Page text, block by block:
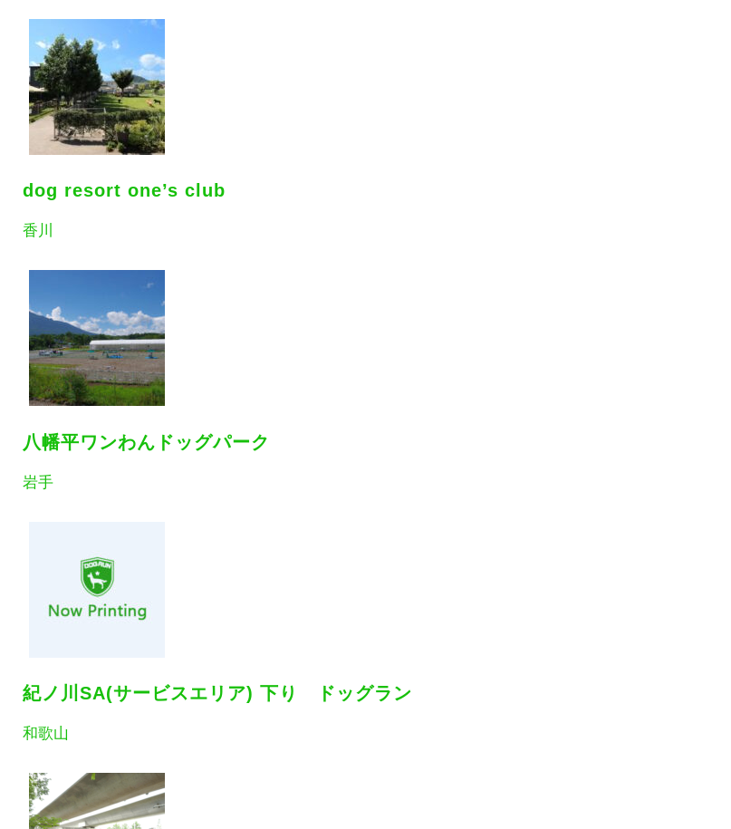
dog resort one’s club
香川
八幡平ワンわんドッグパーク
岩手
紀ノ川SA(サービスエリア) 下り ドッグラン
和歌山